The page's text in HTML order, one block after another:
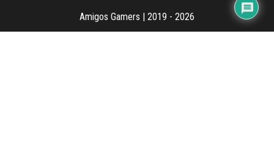
Amigos Gamers 2019 - 2026